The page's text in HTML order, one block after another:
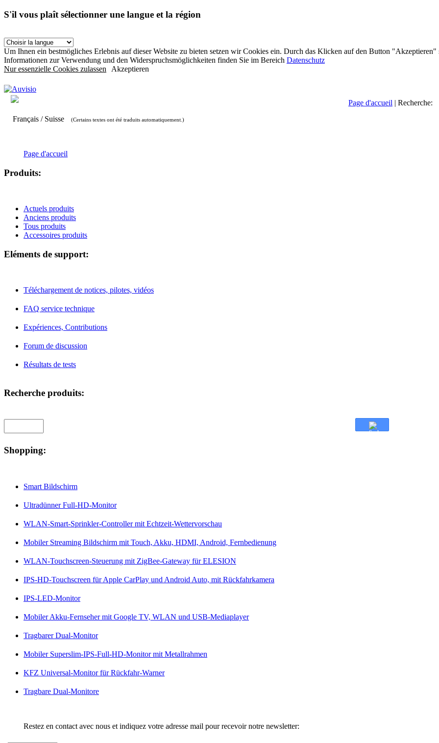
S'il vous plaît sélectionner une langue et la région
Um Ihnen ein bestmögliches Erlebnis auf dieser Website zu bieten setzen wir Cookies ein. Durch das Klicken auf den Button
Informationen zur Verwendung und den Widerspruchsmöglichkeiten finden Sie im Bereich Datenschutz
Nur essenzielle Cookies zulassen Akzeptieren
Français / Suisse (Certains textes ont été traduits automatiquement.)
Page d'accueil | Recherche:
Page d'accueil
Produits:
Actuels produits
Anciens produits
Tous produits
Accessoires produits
Eléments de support:
Téléchargement de notices, pilotes, vidéos
FAQ service technique
Expériences, Contributions
Forum de discussion
Résultats de tests
Recherche produits:
Shopping:
Smart Bildschirm
Ultradünner Full-HD-Monitor
WLAN-Smart-Sprinkler-Controller mit Echtzeit-Wettervorschau
Mobiler Streaming Bildschirm mit Touch, Akku, HDMI, Android, Fernbedienung
WLAN-Touchscreen-Steuerung mit ZigBee-Gateway für ELESION
IPS-HD-Touchscreen für Apple CarPlay und Android Auto, mit Rückfahrkamera
IPS-LED-Monitor
Mobiler Akku-Fernseher mit Google TV, WLAN und USB-Mediaplayer
Tragbarer Dual-Monitor
Mobiler Superslim-IPS-Full-HD-Monitor mit Metallrahmen
KFZ Universal-Monitor für Rückfahr-Warner
Tragbare Dual-Monitore
Restez en contact avec nous et indiquez votre adresse mail pour recevoir notre newsletter: